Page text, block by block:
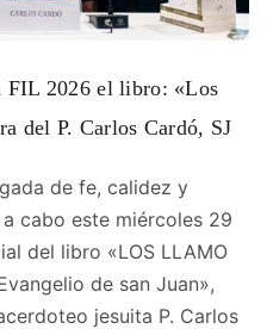
FIL 2026 el libro: «Los
del P. Carlos Cardó, SJ
de fe, calidez y
cabo este miércoles 29
del libro «LOS LLAMO
de san Juan»,
jesuita P. Carlos